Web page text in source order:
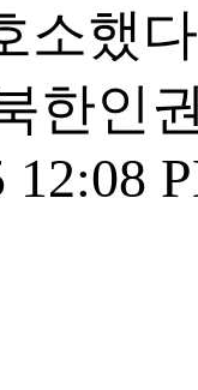
소했
한인
12:08